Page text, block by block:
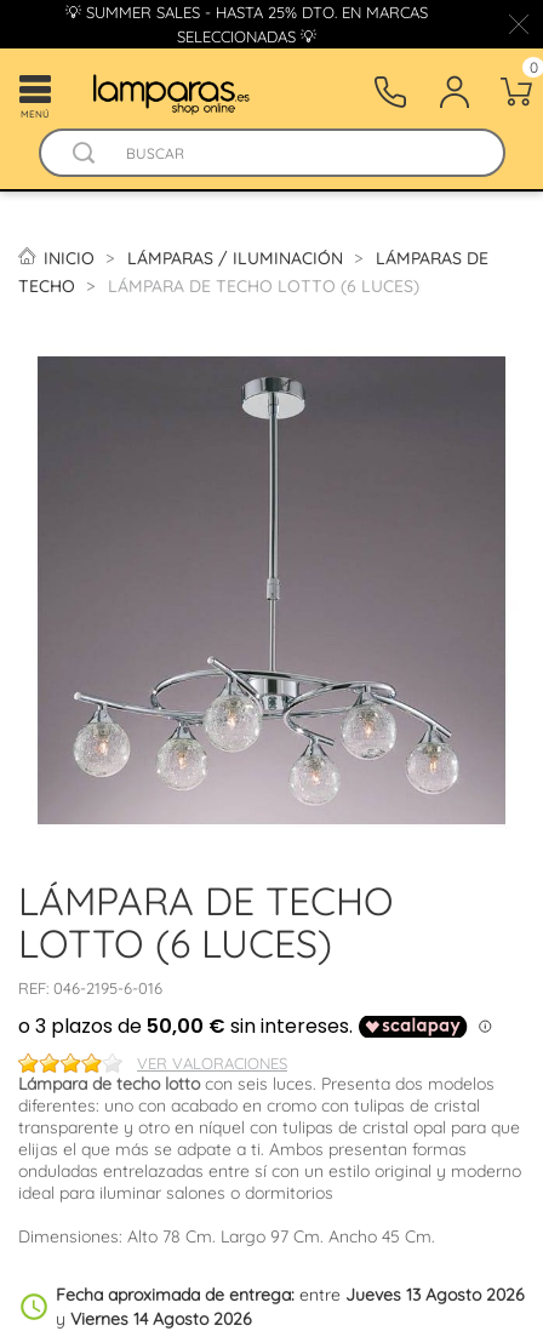
💡 SUMMER SALES - HASTA 25% DTO. EN MARCAS
SELECCIONADAS 💡
MENÚ
0
INICIO LÁMPARAS / ILUMINACIÓN
LÁMPARAS DE
TECHO
LÁMPARA DE TECHO LOTTO (6 LUCES)
LÁMPARA DE TECHO
LOTTO (6 LUCES)
REF: 046-2195-6-016
VER VALORACIONES
Lámpara de techo lottocon seis luces. Presenta dos modelos
diferentes: uno con acabado en cromo con tulipas de cristal
transparente y otro en níquel con tulipas de cristal opal para que
elijas el que más se adpate a ti. Ambos presentan formas
onduladas entrelazadas entre sí con un estilo original y moderno
ideal para iluminar salones o dormitorios
Dimensiones: Alto 78 Cm. Largo 97 Cm. Ancho 45 Cm.
schedule Fecha aproximada de entrega: entre Jueves 13 Agosto 2026
y Viernes 14 Agosto 2026